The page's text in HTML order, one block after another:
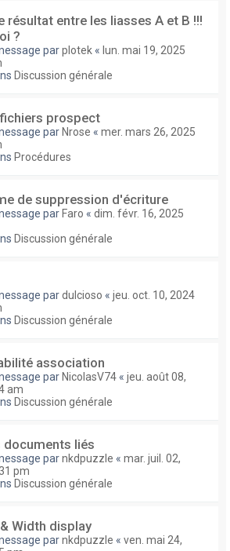
résultat entre les liasses A et B !!!
?
parplotek « lun. mai 19, 2025
Discussion générale
prospect
par Nrose « mer. mars 26, 2025
Procédures
de suppression d'écriture
par Faro « dim. févr. 16, 2025
Discussion générale
pardulcioso « jeu. oct. 10, 2024
Discussion générale
association
par NicolasV74 « jeu. août 08,
am
Discussion générale
documents liés
parnkdpuzzle « mar. juil. 02,
pm
Discussion générale
Width display
parnkdpuzzle « ven. mai 24,